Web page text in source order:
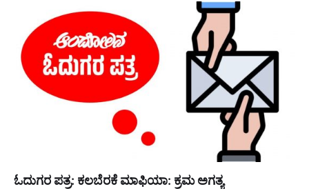
ಓದುಗರ ಪತ್ರ: ಕಲಬೆರಕೆ ಮಾಫಿಯಾ: ಕ್ರಮ ಅಗತ್ಯ